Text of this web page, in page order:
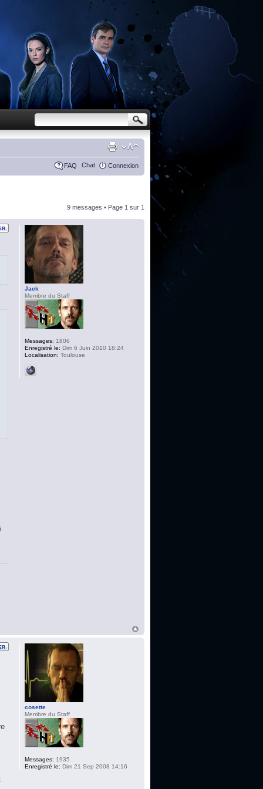
FAQ Chat Connexion
9 messages • Page 1 sur 1
Jack
Membre du Staff
Messages: 1806
Enregistré le: Dim 6 Juin 2010 18:24
Localisation: Toulouse
cosette
Membre du Staff
Messages: 1935
Enregistré le: Dim 21 Sep 2008 14:16